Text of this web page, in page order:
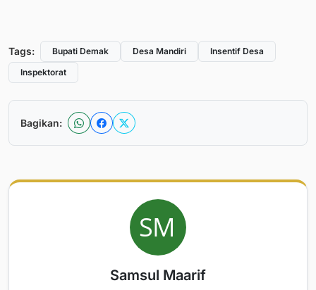
Tags: Bupati Demak Desa Mandiri
Insentif Desa
Inspektorat
Bagikan:
Samsul Maarif